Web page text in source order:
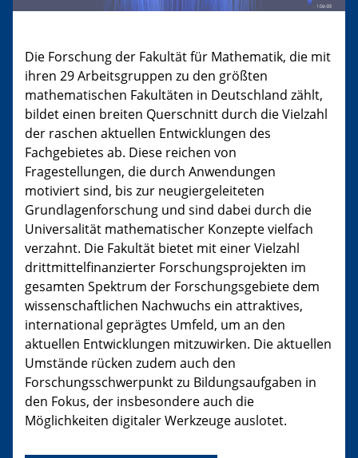
Die Forschung der Fakultät für Mathematik, die mit
ihren 29 Arbeitsgruppen zu den größten
mathematischen Fakultäten in Deutschland zählt,
bildet einen breiten Querschnitt durch die Vielzahl
der raschen aktuellen Entwicklungen des
Fachgebietes ab. Diese reichen von
Fragestellungen, die durch Anwendungen
motiviert sind, bis zur neugiergeleiteten
Grundlagenforschung und sind dabei durch die
Universalität mathematischer Konzepte vielfach
verzahnt. Die Fakultät bietet mit einer Vielzahl
drittmittelfinanzierter Forschungsprojekten im
gesamten Spektrum der Forschungsgebiete dem
wissenschaftlichen Nachwuchs ein attraktives,
international geprägtes Umfeld, um an den
aktuellen Entwicklungen mitzuwirken. Die aktuellen
Umstände rücken zudem auch den
Forschungsschwerpunkt zu Bildungsaufgaben in
den Fokus, der insbesondere auch die
Möglichkeiten digitaler Werkzeuge auslotet.